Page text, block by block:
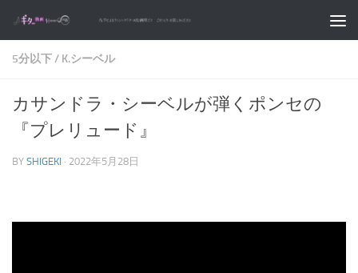
コンテンツへスキップ
5分以下/ K.シーベル
カサンドラ・シーベルが弾くポンセの
『プレリュード』
BY SHIGEKI · 2022年5月28日